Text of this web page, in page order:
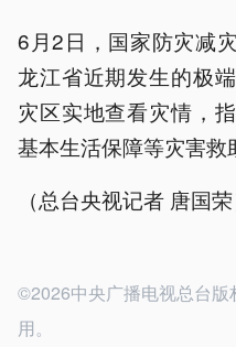
6月2日，国家防灾减
龙江省近期发生的极
灾区实地查看灾情，
基本生活保障等灾害救
（总台央视记者 唐国荣
©2026中央广播电视总台版
用。